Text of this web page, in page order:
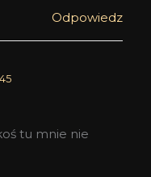
Odpowiedz
tu mnie nie